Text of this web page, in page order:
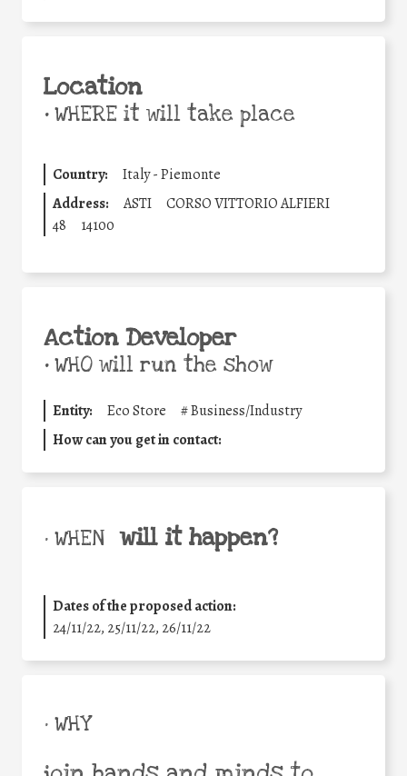
Location
•WHERE it will take place
Country:
Italy - Piemonte
Address:
ASTI
CORSO VITTORIO ALFIERI
48
14100
Action Developer
•WHO will run the show
Entity: Eco Store #Business/Industry
How can you get in contact:
• WHEN will it happen?
Dates of the proposed action:
24/11/22, 25/11/22, 26/11/22
• WHY